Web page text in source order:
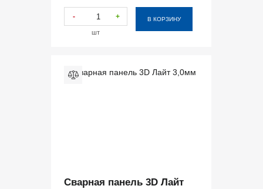
- +
шт
В КОРЗИНУ
Сварная панель 3D Лайт